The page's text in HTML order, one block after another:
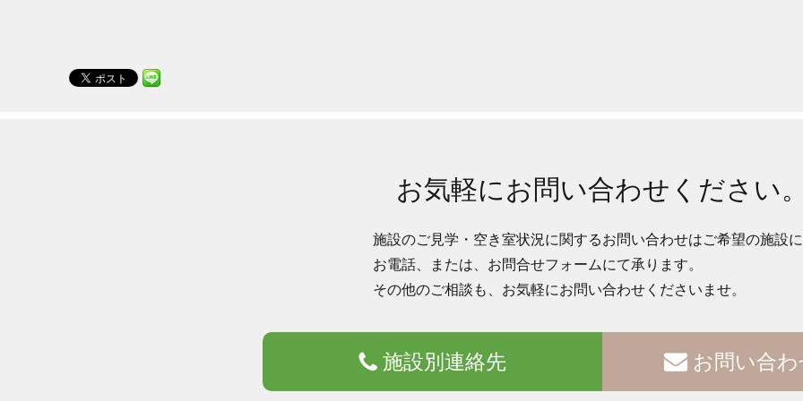
お気軽にお問い合わせください。
施設のご見学・空き室状況に関するお問い合わせはご希望の施設に
お電話、または、お問合せフォームにて承ります。
その他のご相談も、お気軽にお問い合わせくださいませ。
施設別連絡先 お問い合